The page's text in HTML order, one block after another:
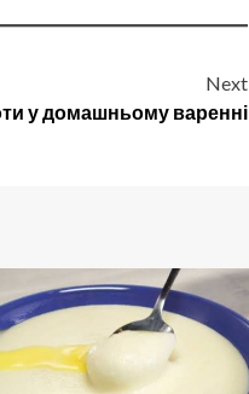
Next
у домашньому варенні